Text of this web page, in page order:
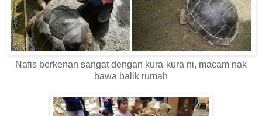
Nafis berkenan sangat dengan kura-kura ni, macam nak
bawa balik rumah